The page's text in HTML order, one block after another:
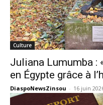
Culture
Juliana Lumumba :
en Égypte grâce à
DiaspoNewsZinsou - 16 juin